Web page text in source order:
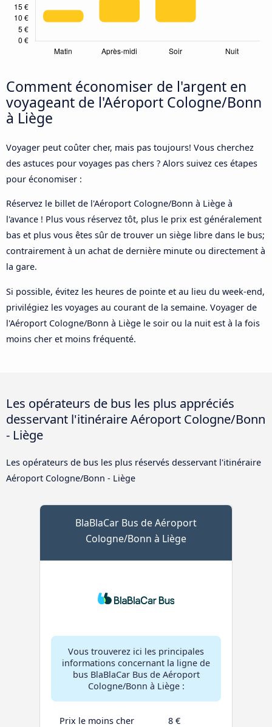
Comment économiser de l'argent en
voyageant de l'Aéroport Cologne/Bonn
à Liège
Voyager peut coûter cher, mais pas toujours! Vous cherchez
des astuces pour voyages pas chers ? Alors suivez ces étapes
pour économiser :
Réservez le billet de l'Aéroport Cologne/Bonn à Liège à
l'avance ! Plus vous réservez tôt, plus le prix est généralement
bas et plus vous êtes sûr de trouver un siège libre dans le bus;
contrairement à un achat de dernière minute ou directement à
la gare.
Si possible, évitez les heures de pointe et au lieu du week-end,
privilégiez les voyages au courant de la semaine. Voyager de
l'Aéroport Cologne/Bonn à Liège le soir ou la nuit est à la fois
moins cher et moins fréquenté.
Les opérateurs de bus les plus appréciés
desservant l'itinéraire Aéroport Cologne/Bonn
- Liège
Les opérateurs de bus les plus réservés desservant l'itinéraire
Aéroport Cologne/Bonn - Liège
BlaBlaCar Bus de Aéroport
Cologne/Bonn à Liège
Vous trouverez ici les principales
informations concernant la ligne de
bus BlaBlaCar Bus de Aéroport
Cologne/Bonn à Liège :
Prix le moins cher
8 €